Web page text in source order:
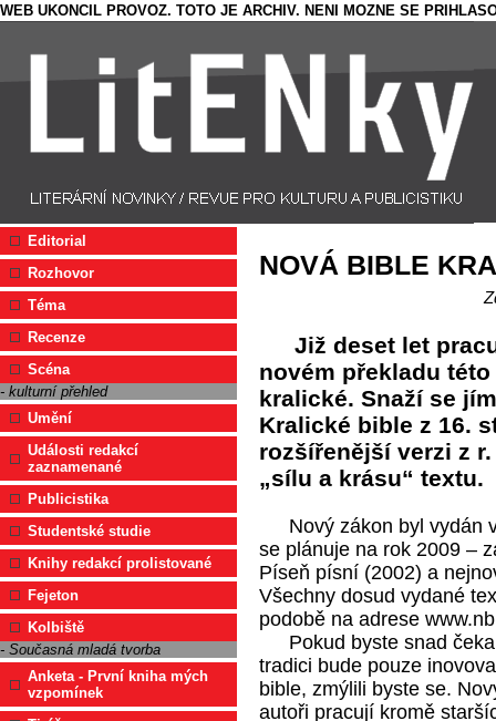
WEB UKONCIL PROVOZ. TOTO JE ARCHIV. NENI MOZNE SE
Editorial
Rozhovor
Téma
Recenze
Scéna
- kulturní přehled
Umění
Události redakcí
zaznamenané
Publicistika
Studentské studie
Knihy redakcí prolistované
Fejeton
Kolbiště
- Současná mladá tvorba
Anketa - První kniha mých
vzpomínek
NOVÁ BIBLE
Již deset let
novém překladu
kralické. Snaží se
Kralické bible z 16.
rozšířenější verzi z
„sílu a krásu“ textu.
Nový zákon byl vydán
se plánuje na rok 2009 –
Píseň písní (2002) a
Všechny dosud vydané
podobě na adrese
Pokud byste snad
tradici bude pouze
bible, zmýlili byste se.
autoři pracují kromě